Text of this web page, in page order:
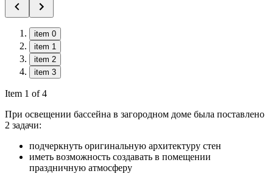
item 0
item 1
item 2
item 3
Item 1 of 4
При освещении бассейна в загородном доме была поставлено
2 задачи:
подчеркнуть оригинальную архитектуру стен
иметь возможность создавать в помещении
праздничную атмосферу